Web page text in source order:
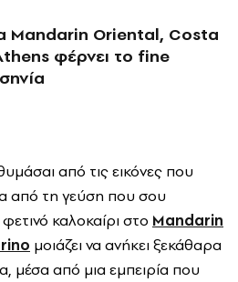
Mandarin Oriental, Costa
φέρνει το fine
από τις εικόνες που
από τη γεύση που σου
καλοκαίρι στο Mandarin
μοιάζει να ανήκει ξεκάθαρα
μέσα από μια εμπειρία που